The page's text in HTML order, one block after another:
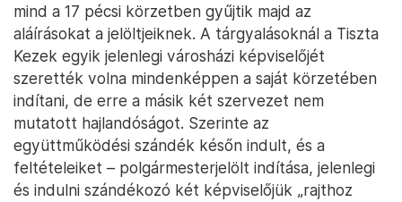
mind a 17 pécsi körzetben gyűjtik majd az
aláírásokat a jelöltjeiknek. A tárgyalásoknál a Tiszta
Kezek egyik jelenlegi városházi képviselőjét
szerették volna mindenképpen a saját körzetében
indítani, de erre a másik két szervezet nem
mutatott hajlandóságot. Szerinte az
együttműködési szándék későn indult, és a
feltételeiket – polgármesterjelölt indítása, jelenlegi
és indulni szándékozó két képviselőjük „rajthoz